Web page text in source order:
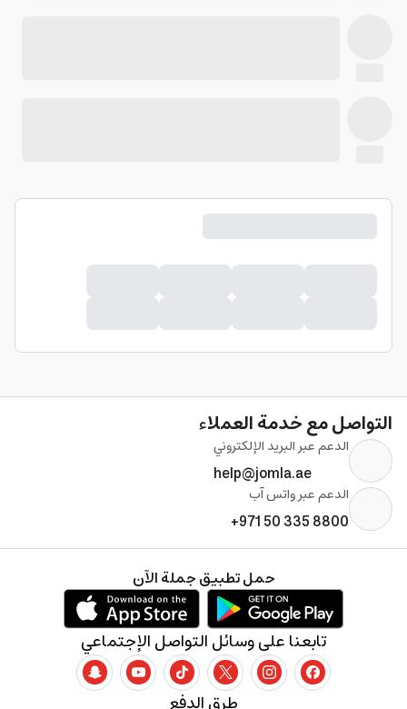
التواصل مع خدمة العملاء
الدعم عبر البريد الإلكتروني
help@jomla.ae
الدعم عبر واتس آب
+971 50 335 8800
تابعنا على وسائل التواصل الإجتماعي
حمل تطبيق جملة الآن